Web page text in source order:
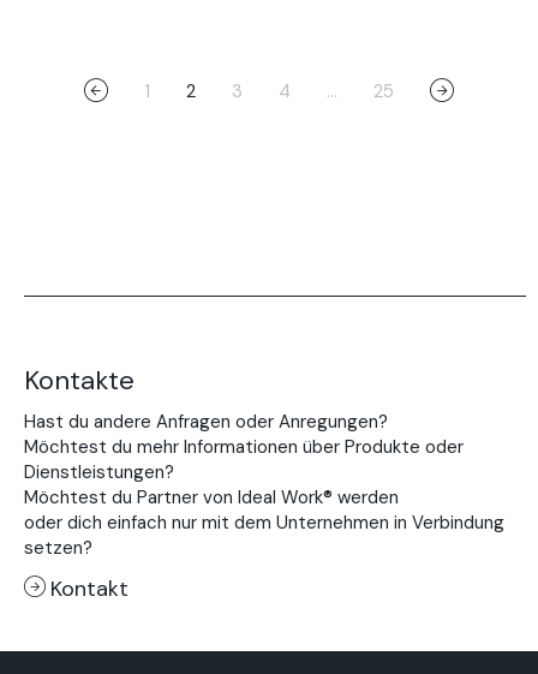
1 2 3 4 … 25
Kontakte
Hast du andere Anfragen oder Anregungen?
Möchtest du mehr Informationen über Produkte oder
Dienstleistungen?
Möchtest du Partner von Ideal Work® werden
oder dich einfach nur mit dem Unternehmen in Verbindung
setzen?
Kontakt